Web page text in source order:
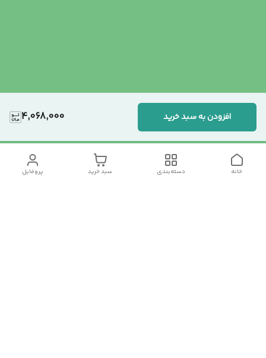
4,068,000 افزودن به سبد خرید
پروفایل سبد خرید دسته‌بندی خانه